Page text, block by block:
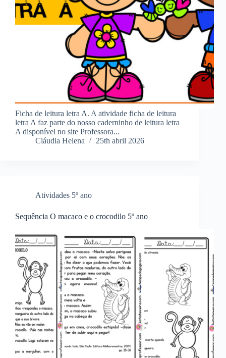
Ficha de leitura letra A. A atividade ficha de leitura
letra A faz parte do nosso caderninho de leitura letra
A disponível no site Professora...
Cláudia Helena
25th abril 2026
Atividades 5º ano
Sequência O macaco e o crocodilo 5º ano